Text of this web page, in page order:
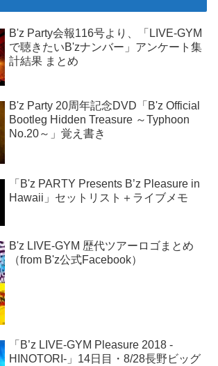
B'z Party会報116号より、「LIVE-GYM
で聴きたいB'zナンバー」アンケート集
計結果 まとめ
B'z Party 20周年記念DVD「B'z Official
Bootleg Hidden Treasure ～Typhoon
No.20～」覚え書き
「B'z PARTY Presents B’z Pleasure in
Hawaii」セットリスト＋ライブメモ
B'z LIVE-GYM 歴代ツアーロゴまとめ
（from B'z公式Facebook）
「B’z LIVE-GYM Pleasure 2018 -
HINOTORI-」14日目・8/28長野ビッグ